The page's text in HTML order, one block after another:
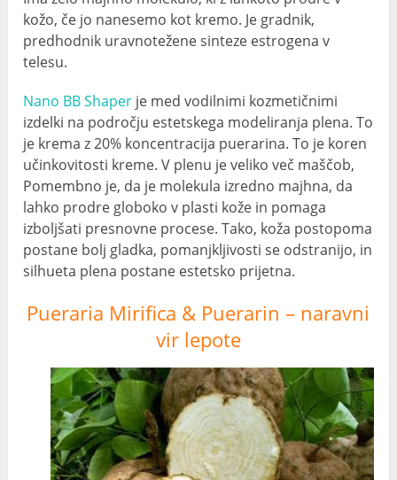
kožo, če jo nanesemo kot kremo. Je gradnik,
predhodnik uravnotežene sinteze estrogena v
telesu.
Nano BB Shaper je med vodilnimi kozmetičnimi
izdelki na področju estetskega modeliranja plena. To
je krema z 20% koncentracija puerarina. To je koren
učinkovitosti kreme. V plenu je veliko več maščob,
Pomembno je, da je molekula izredno majhna, da
lahko prodre globoko v plasti kože in pomaga
izboljšati presnovne procese. Tako, koža postopoma
postane bolj gladka, pomanjkljivosti se odstranijo, in
silhueta plena postane estetsko prijetna.
Pueraria Mirifica & Puerarin – naravni
vir lepote